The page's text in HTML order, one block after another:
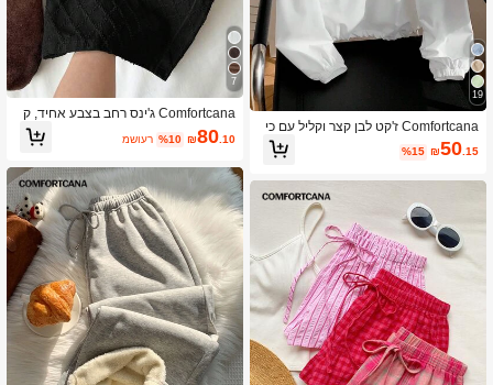
19
Comfortcana ז'קט לבן קצר וקליל עם כי
סים לאביב/קיץ, בסיסי, סתיו/חורף
₪50.15
%15
7
Comfortcana ג'ינס רחב בצבע אחיד, ק
ז'ואל, רב-תכליתי לנשים במידות גדולות
₪80.10
%10 משוער